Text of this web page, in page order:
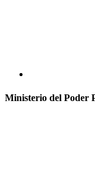
Ministerio del Poder